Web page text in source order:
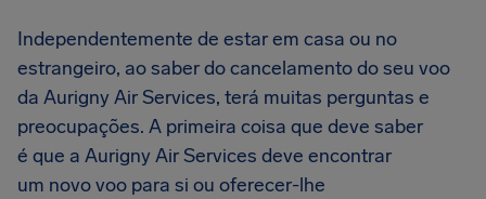
Independentemente de estar em casa ou no
estrangeiro, ao saber do cancelamento do seu voo
da Aurigny Air Services, terá muitas perguntas e
preocupações. A primeira coisa que deve saber
é que a Aurigny Air Services deve encontrar
um novo voo para si ou oferecer-lhe